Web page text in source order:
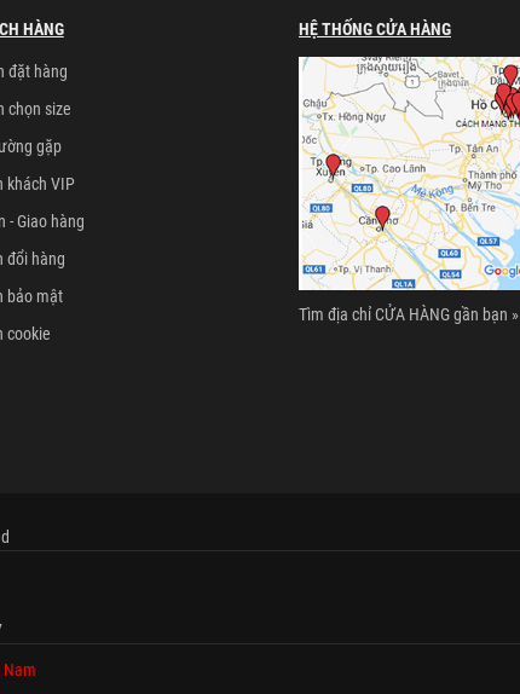
HÀNG
đặt hàng
chọn size
gặp
khách VIP
- Giao hàng
đổi hàng
bảo mật
cookie
HỆ THỐNG CỬA HÀNG
Tìm địa chỉ CỬA HÀNG gần bạn »
Nam